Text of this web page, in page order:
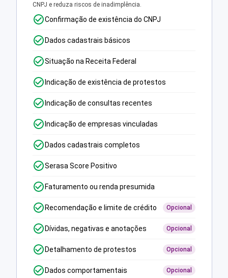
CNPJ e reduza riscos de inadimplência.
Confirmação de existência do CNPJ
Dados cadastrais básicos
Situação na Receita Federal
Indicação de existência de protestos
Indicação de consultas recentes
Indicação de empresas vinculadas
Dados cadastrais completos
Serasa Score Positivo
Faturamento ou renda presumida
Recomendação e limite de crédito Opcional
Dívidas, negativas e anotações Opcional
Detalhamento de protestos Opcional
Dados comportamentais Opcional